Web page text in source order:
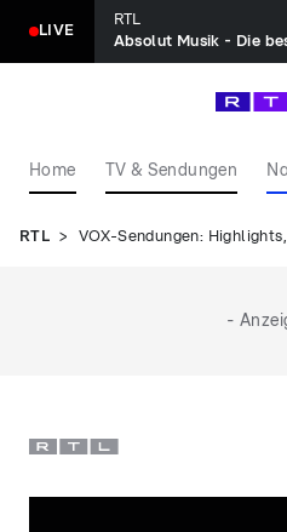
LIVE
RTL
Home TV & Sendungen
RTL VOX-Sendungen:
-